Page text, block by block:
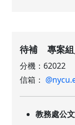
待補 專案組
分機：62022
信箱：
教務處公文